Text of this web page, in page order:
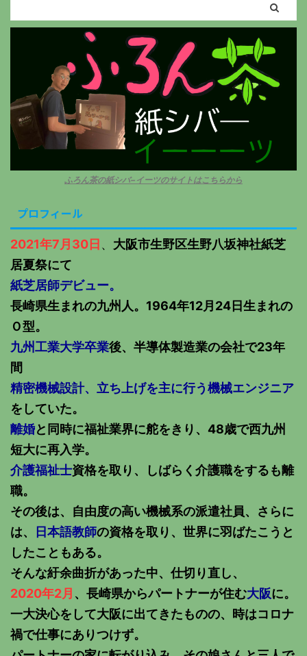
ふろん茶の紙シバ−イーツのサイトはこちらから
プロフィール
2021年7月30日 、 大阪市生野区生野八坂神社紙芝
居夏祭にて
紙芝居師デビュー。
長崎県生まれの九州人。1964年12月24日生まれの
Ｏ型。
九州工業大学卒業後、半導体製造業の会社で23年
間
精密機械設計、立ち上げを主に行う機械エンジニア
をしていた。
離婚と同時に福祉業界に舵をきり、48歳で西九州
短大に再入学。
介護福祉士資格を取り、しばらく介護職をするも離
職。
その後は、自由度の高い機械系の派遣社員、さらに
は、
日本語教師の資格を取り、世界に羽ばたこうと
したこともある。
そんな紆余曲折があった中、仕切り直し、
2020年2月 、長崎県からパートナーが住む大阪に。
一大決心をして大阪に出てきたものの、時はコロナ
禍で仕事にありつけず。